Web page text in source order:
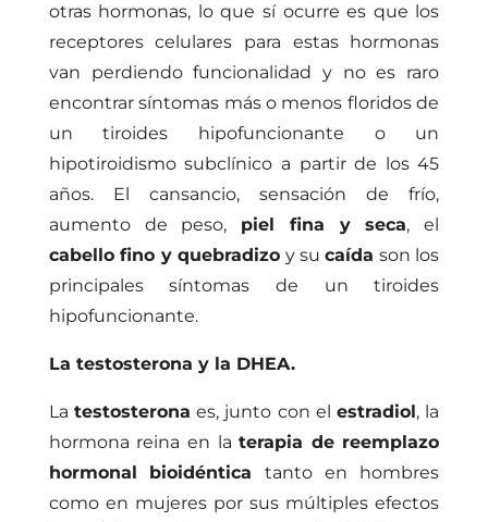
otras hormonas, lo que sí ocurre es que los
receptores celulares para estas hormonas
van perdiendo funcionalidad y no es raro
encontrar síntomas más o menos floridos de
un tiroides hipofuncionante o un
hipotiroidismo subclínico a partir de los 45
años. El cansancio, sensación de frío,
aumento de peso, piel fina y seca, el
cabello fino y quebradizo y sucaída son los
principales síntomas de un tiroides
hipofuncionante.
La testosterona y la DHEA.
La testosterona es, junto con elestradiol, la
hormona reina en laterapia de reemplazo
hormonal
bioidéntica tanto en hombres
como en mujeres por sus múltiples efectos